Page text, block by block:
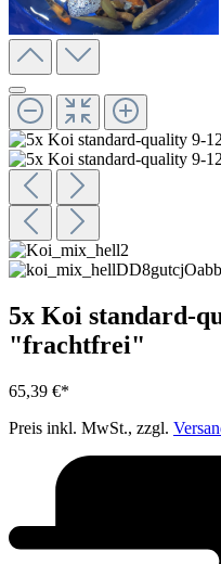
5x Koi standard-
"frachtfrei"
65,39 €*
Preis inkl. MwSt., zzgl.